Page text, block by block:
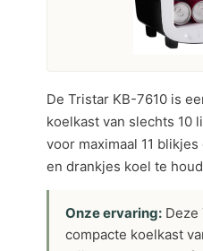
De Tristar KB-7610 is
koelkast van slechts 10
voor maximaal 11
en drankjes koel te
Onze ervaring: Deze
compacte koelkast